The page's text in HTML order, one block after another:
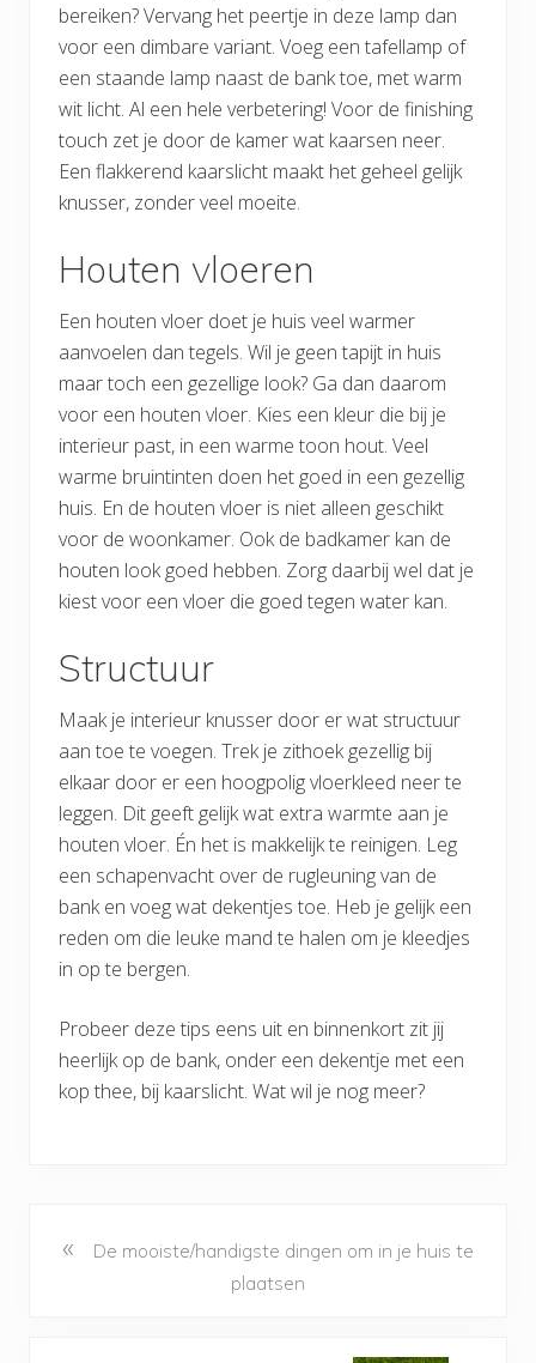
bereiken? Vervang het peertje in deze lamp dan
voor een dimbare variant. Voeg een tafellamp of
een staande lamp naast de bank toe, met warm
wit licht. Al een hele verbetering! Voor de finishing
touch zet je door de kamer wat kaarsen neer.
Een flakkerend kaarslicht maakt het geheel gelijk
knusser, zonder veel moeite.
Houten vloeren
Een houten vloer doet je huis veel warmer
aanvoelen dan tegels. Wil je geen tapijt in huis
maar toch een gezellige look? Ga dan daarom
voor een houten vloer. Kies een kleur die bij je
interieur past, in een warme toon hout. Veel
warme bruintinten doen het goed in een gezellig
huis. En de houten vloer is niet alleen geschikt
voor de woonkamer. Ook de badkamer kan de
houten look goed hebben. Zorg daarbij wel dat je
kiest voor een vloer die goed tegen water kan.
Structuur
Maak je interieur knusser door er wat structuur
aan toe te voegen. Trek je zithoek gezellig bij
elkaar door er een hoogpolig vloerkleed neer te
leggen. Dit geeft gelijk wat extra warmte aan je
houten vloer. Én het is makkelijk te reinigen. Leg
een schapenvacht over de rugleuning van de
bank en voeg wat dekentjes toe. Heb je gelijk een
reden om die leuke mand te halen om je kleedjes
in op te bergen.
Probeer deze tips eens uit en binnenkort zit jij
heerlijk op de bank, onder een dekentje met een
kop thee, bij kaarslicht. Wat wil je nog meer?
«
De mooiste/handigste dingen om in je huis te
plaatsen